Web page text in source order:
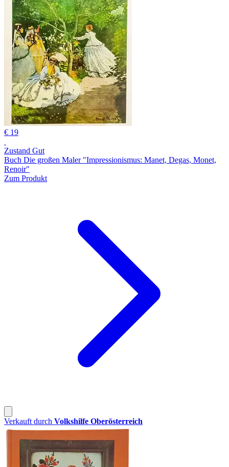
€ 19
Zustand Gut
Buch Die großen Maler "Impressionismus: Manet, Degas, Monet,
Renoir"
Zum Produkt
Verkauft durch Volkshilfe Oberösterreich